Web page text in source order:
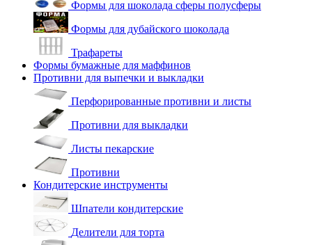
Формы для шоколада сферы полусферы
Формы для дубайского шоколада
Трафареты
Формы бумажные для маффинов
Противни для выпечки и выкладки
Перфорированные противни и листы
Противни для выкладки
Листы пекарские
Противни
Кондитерские инструменты
Шпатели кондитерские
Делители для торта